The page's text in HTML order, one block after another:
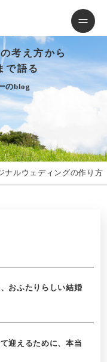
考え方から
で語る
のblog
ナルウェディングの作り方
おふたりらしい結婚
迎えるために、本当